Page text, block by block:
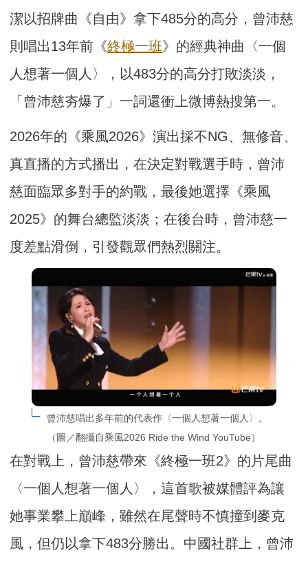
潔以招牌曲《自由》拿下485分的高分，曾沛慈
則唱出13年前《終極一班》的經典神曲〈一個
人想著一個人〉，以483分的高分打敗淡淡，
「曾沛慈夯爆了」一詞還衝上微博熱搜第一。
2026年的《乘風2026》演出採不NG、無修音、
真直播的方式播出，在決定對戰選手時，曾沛
慈面臨眾多對手的約戰，最後她選擇《乘風
2025》的舞台總監淡淡；在後台時，曾沛慈一
度差點滑倒，引發觀眾們熱烈關注。
曾沛慈唱出多年前的代表作〈一個人想著一個人〉。
（圖／翻攝自乘風2026 Ride the Wind YouTube）
在對戰上，曾沛慈帶來《終極一班2》的片尾曲
〈一個人想著一個人〉，這首歌被媒體評為讓
她事業攀上巔峰，雖然在尾聲時不慎撞到麥克
風，但仍以拿下483分勝出。中國社群上，曾沛